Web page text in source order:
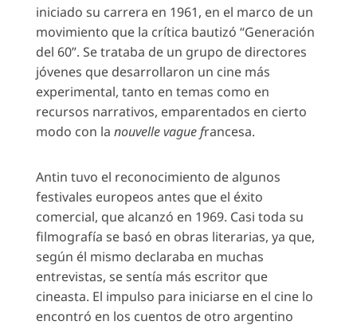
iniciado su carrera en 1961, en el marco de un
movimiento que la crítica bautizó “Generación
del 60”. Se trataba de un grupo de directores
jóvenes que desarrollaron un cine más
experimental, tanto en temas como en
recursos narrativos, emparentados en cierto
modo con la nouvelle vague francesa.
Antin tuvo el reconocimiento de algunos
festivales europeos antes que el éxito
comercial, que alcanzó en 1969. Casi toda su
filmografía se basó en obras literarias, ya que,
según él mismo declaraba en muchas
entrevistas, se sentía más escritor que
cineasta. El impulso para iniciarse en el cine lo
encontró en los cuentos de otro argentino